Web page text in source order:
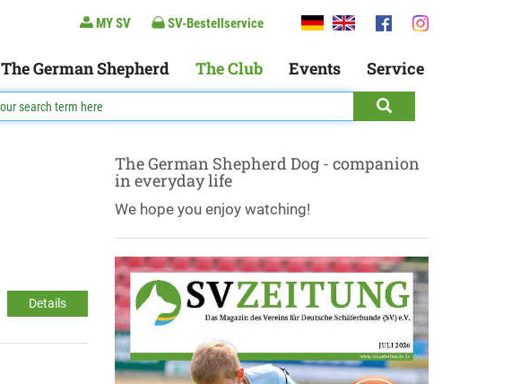
MY SV SV-Bestellservice
The German Shepherd The Club Events Service
Details
The German Shepherd Dog - companion
in everyday life
We hope you enjoy watching!